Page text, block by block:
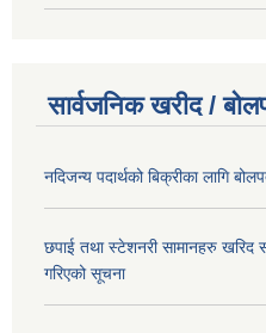
सार्वजनिक खरीद /
नदिजन्य पदार्थको बिक्रीका लागि
छपाई तथा स्टेशनरी सामानहरु खरिद
गरिएको सूचना